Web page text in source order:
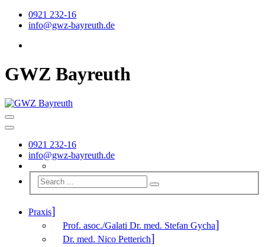
0921 232-16
info@gwz-bayreuth.de
GWZ Bayreuth
0921 232-16
info@gwz-bayreuth.de
Praxis
Prof. asoc./Galati Dr. med. Stefan Gycha
Dr. med. Nico Petterich